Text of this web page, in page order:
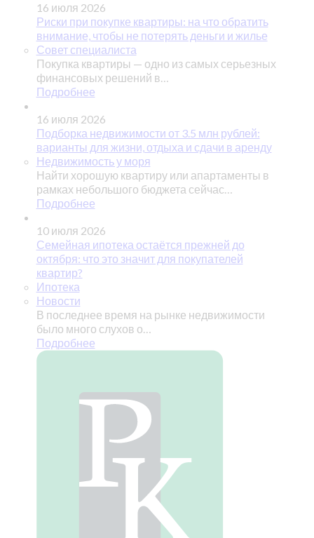
16 июля 2026
Риски при покупке квартиры: на что обратить
внимание, чтобы не потерять деньги и жилье
Совет специалиста
Покупка квартиры — одно из самых серьезных
финансовых решений в…
Подробнее
16 июля 2026
Подборка недвижимости от 3.5 млн рублей:
варианты для жизни, отдыха и сдачи в аренду
Недвижимость у моря
Найти хорошую квартиру или апартаменты в
рамках небольшого бюджета сейчас…
Подробнее
10 июля 2026
Семейная ипотека остаётся прежней до
октября: что это значит для покупателей
квартир?
Ипотека
Новости
В последнее время на рынке недвижимости
было много слухов о…
Подробнее